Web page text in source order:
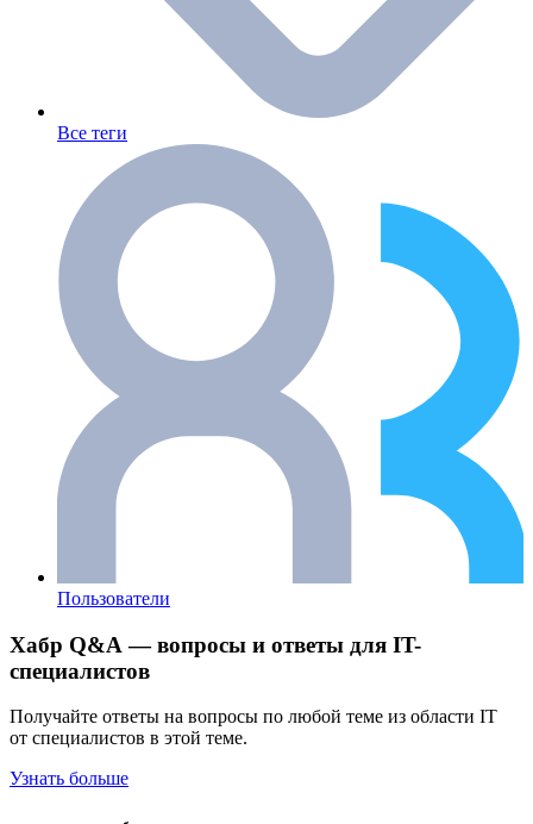
Все теги
Пользователи
Хабр Q&A — вопросы и ответы для IT-
специалистов
Получайте ответы на вопросы по любой теме из области IT
от специалистов в этой теме.
Узнать больше